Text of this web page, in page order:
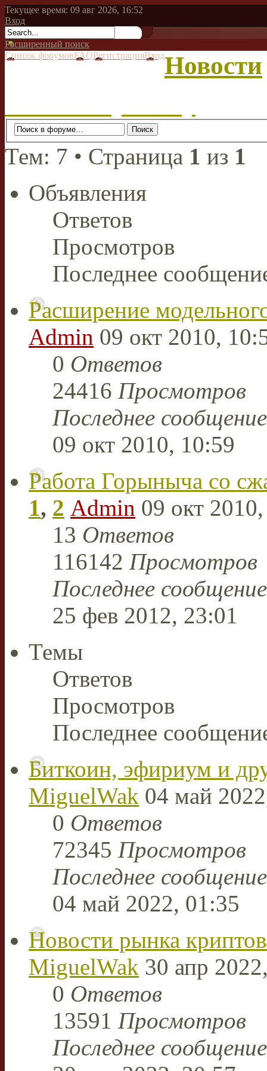
Текущее время: 09 авг 2026, 16:52
Вход
Расширенный поиск
Список форумовFAQРегистрацияВходНовости
Тем: 7 • Страница 1 из 1
Объявления
Ответов
Просмотров
Последнее
Расширение
Admin 09 окт 2010,
0 Ответов
24416 Просмотров
Последнее
09 окт 2010, 10:59
Работа Горыныча со
1, 2 Admin 09 окт
13 Ответов
116142 Просмотров
Последнее
25 фев 2012, 23:01
Темы
Ответов
Просмотров
Последнее
Биткоин, эфириум и
MiguelWak 04 май
0 Ответов
72345 Просмотров
Последнее
04 май 2022, 01:35
Новости рынка
MiguelWak 30 апр
0 Ответов
13591 Просмотров
Последнее